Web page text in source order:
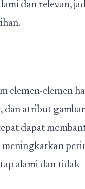
dan relevan,
elemen-elemen
dan atribut
dapat
meningkatkan
alami dan tidak